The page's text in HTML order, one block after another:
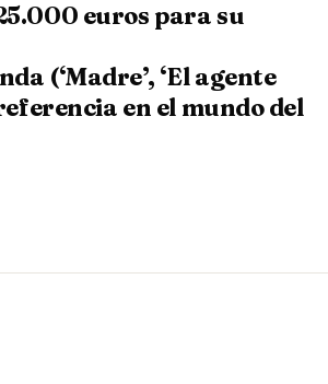
euros para su
(‘Madre’, ‘El agente
en el mundo del